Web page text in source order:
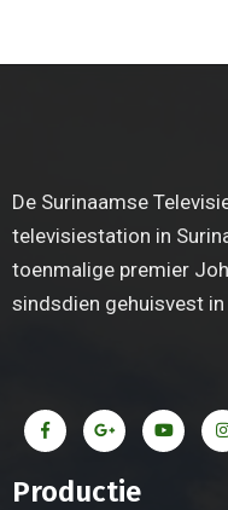
De Surinaamse
televisiestation in
toenmalige premier
sindsdien gehuisvest in
Productie